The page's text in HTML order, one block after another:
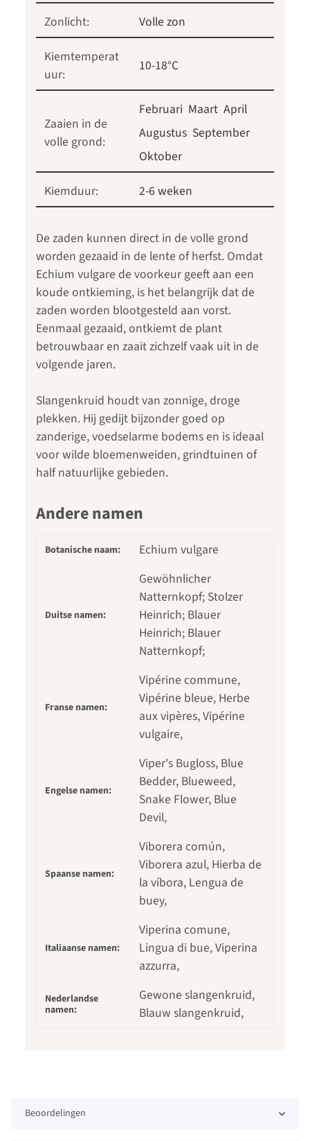
Zonlicht:
Volle zon
Kiemtemperat
uur:
10-18°C
Zaaien in de
volle grond:
Februari Maart April
Augustus September
Oktober
Kiemduur:
2-6 weken
De zaden kunnen direct in de volle grond
worden gezaaid in de lente of herfst. Omdat
Echium vulgare de voorkeur geeft aan een
koude ontkieming, is het belangrijk dat de
zaden worden blootgesteld aan vorst.
Eenmaal gezaaid, ontkiemt de plant
betrouwbaar en zaait zichzelf vaak uit in de
volgende jaren.
Slangenkruid houdt van zonnige, droge
plekken. Hij gedijt bijzonder goed op
zanderige, voedselarme bodems en is ideaal
voor wilde bloemenweiden, grindtuinen of
half natuurlijke gebieden.
Andere namen
Botanische naam: Echium vulgare
Duitse namen:
Gewöhnlicher
Natternkopf; Stolzer
Heinrich; Blauer
Heinrich; Blauer
Natternkopf;
Franse namen:
Vipérine commune,
Vipérine bleue, Herbe
aux vipères, Vipérine
vulgaire,
Engelse namen:
Viper's Bugloss, Blue
Bedder, Blueweed,
Snake Flower, Blue
Devil,
Spaanse namen:
Viborera común,
Viborera azul, Hierba de
la víbora, Lengua de
buey,
Italiaanse namen:
Viperina comune,
Lingua di bue, Viperina
azzurra,
Nederlandse
namen:
Gewone slangenkruid,
Blauw slangenkruid,
Beoordelingen